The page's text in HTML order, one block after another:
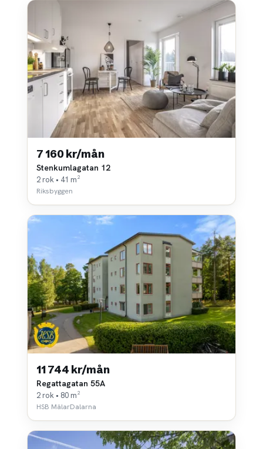
7 160 kr/mån
Stenkumlagatan 12
2 rok • 41 m²
Riksbyggen
11 744 kr/mån
Regattagatan 55A
2 rok • 80 m²
HSB MälarDalarna